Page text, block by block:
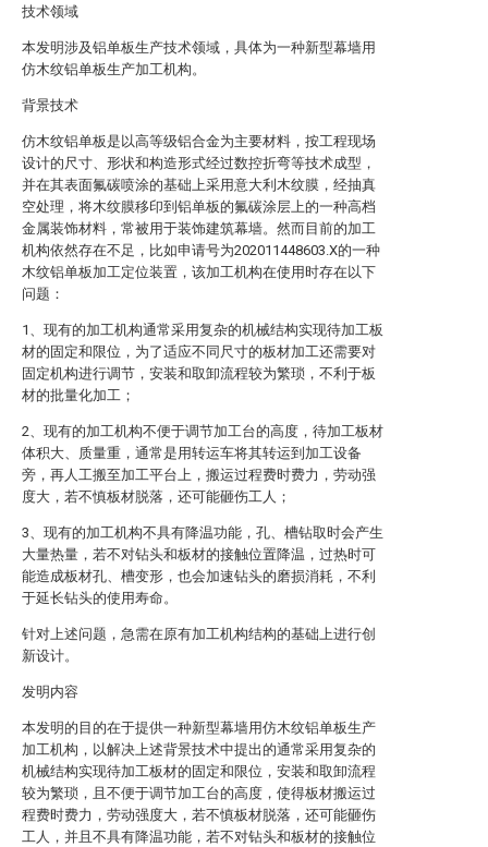
技术领域
本发明涉及铝单板生产技术领域，具体为一种新型幕墙用
仿木纹铝单板生产加工机构。
背景技术
仿木纹铝单板是以高等级铝合金为主要材料，按工程现场
设计的尺寸、形状和构造形式经过数控折弯等技术成型，
并在其表面氟碳喷涂的基础上采用意大利木纹膜，经抽真
空处理，将木纹膜移印到铝单板的氟碳涂层上的一种高档
金属装饰材料，常被用于装饰建筑幕墙。然而目前的加工
机构依然存在不足，比如申请号为202011448603.X的一种
木纹铝单板加工定位装置，该加工机构在使用时存在以下
问题：
1、现有的加工机构通常采用复杂的机械结构实现待加工板
材的固定和限位，为了适应不同尺寸的板材加工还需要对
固定机构进行调节，安装和取卸流程较为繁琐，不利于板
材的批量化加工；
2、现有的加工机构不便于调节加工台的高度，待加工板材
体积大、质量重，通常是用转运车将其转运到加工设备
旁，再人工搬至加工平台上，搬运过程费时费力，劳动强
度大，若不慎板材脱落，还可能砸伤工人；
3、现有的加工机构不具有降温功能，孔、槽钻取时会产生
大量热量，若不对钻头和板材的接触位置降温，过热时可
能造成板材孔、槽变形，也会加速钻头的磨损消耗，不利
于延长钻头的使用寿命。
针对上述问题，急需在原有加工机构结构的基础上进行创
新设计。
发明内容
本发明的目的在于提供一种新型幕墙用仿木纹铝单板生产
加工机构，以解决上述背景技术中提出的通常采用复杂的
机械结构实现待加工板材的固定和限位，安装和取卸流程
较为繁琐，且不便于调节加工台的高度，使得板材搬运过
程费时费力，劳动强度大，若不慎板材脱落，还可能砸伤
工人，并且不具有降温功能，若不对钻头和板材的接触位